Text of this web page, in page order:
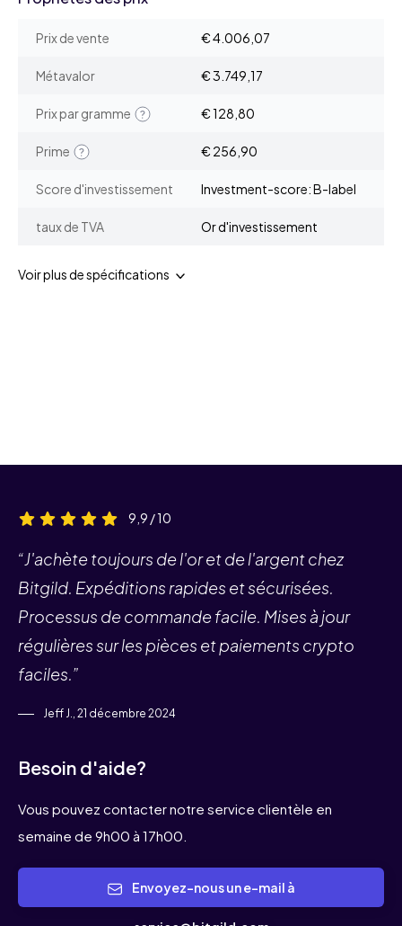
Prix de vente € 4.006,07
Métavalor € 3.749,17
Prix par gramme € 128,80
Prime € 256,90
Score d'investissement Investment-score: B-label
taux de TVA Or d'investissement
Voir plus de spécifications
9,9 / 10
“J'achète toujours de l'or et de l'argent chez
Bitgild. Expéditions rapides et sécurisées.
Processus de commande facile. Mises à jour
régulières sur les pièces et paiements crypto
faciles.”
Jeff J., 21 décembre 2024
Besoin d'aide?
Vous pouvez contacter notre service clientèle en
semaine de 9h00 à 17h00.